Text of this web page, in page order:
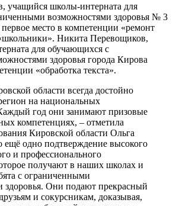
учащийся школы-интерната для
возможностями здоровья № 3
место в компетенции «ремонт
Никита Перевощиков,
для обучающихся с
здоровья города Кирова
«обработка текста».
области всегда достойно
на национальных
год они занимают призовые
компетенциях, – отметила
Кировской области Ольга
ещё одно подтверждение высокого
и профессионального
получают в наших школах и
с ограниченными
здоровья. Они подают прекрасный
и сокурсникам, доказывая,